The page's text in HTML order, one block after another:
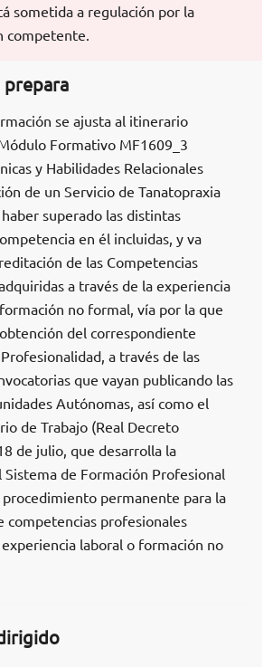
sometida a regulación por la
competente.
prepara
se ajusta al itinerario
Formativo MF1609_3
y Habilidades Relacionales
de un Servicio de Tanatopraxia
superado las distintas
en él incluidas, y va
de las Competencias
a través de la experiencia
no formal, vía por la que
del correspondiente
a través de las
que vayan publicando las
Autónomas, así como el
de Trabajo (Real Decreto
de julio, que desarrolla la
Sistema de Formación Profesional
permanente para la
competencias profesionales
laboral o formación no